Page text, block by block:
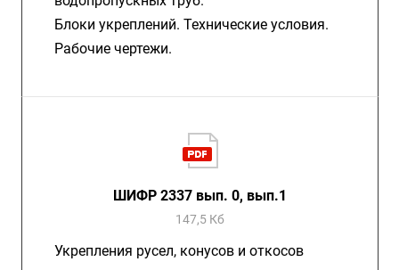
Блоки укреплений. Технические условия.
Рабочие чертежи.
ШИФР 2337 вып. 0, вып.1
147,5 Кб
Укрепления русел, конусов и откосов